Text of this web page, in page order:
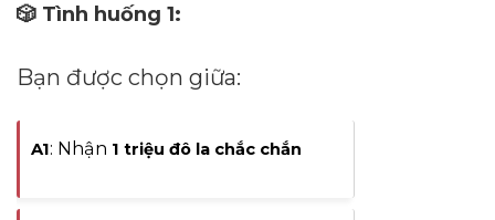
🎲 Tình huống 1:
Bạn được chọn giữa:
A1: Nhận 1 triệu đô la chắc chắn